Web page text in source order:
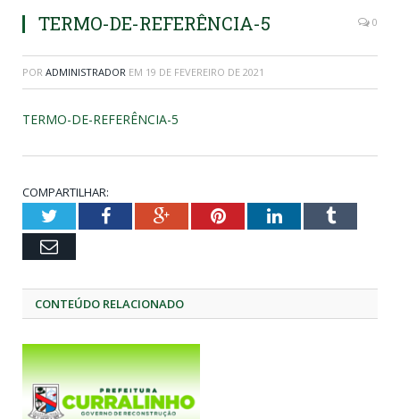
TERMO-DE-REFERÊNCIA-5 0
POR ADMINISTRADOR EM 19 DE FEVEREIRO DE 2021
TERMO-DE-REFERÊNCIA-5
COMPARTILHAR:
TwitterFacebookGoogle+PinterestLinkedInTumblr
Email
CONTEÚDO RELACIONADO